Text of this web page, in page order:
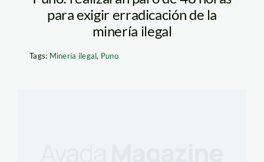
para exigir erradicación de la
minería ilegal
Tags: Minería ilegal, Puno